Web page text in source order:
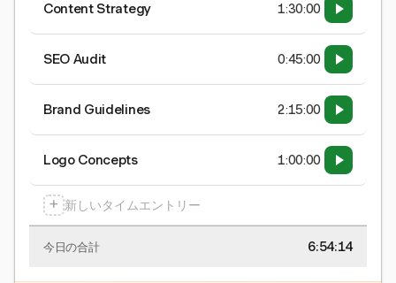
Content Strategy 1:30:00
SEO Audit 0:45:00
Brand Guidelines 2:15:00
Logo Concepts 1:00:00
+ 新しいタイムエントリー
今日の合計 6:54:15